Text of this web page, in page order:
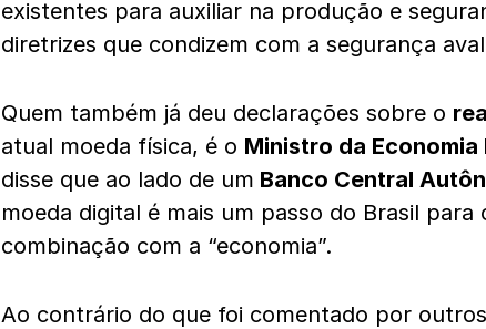
existentes para auxiliar na produção e
diretrizes que condizem com a segurança
Quem também já deu declarações sobre o
atual moeda física, é o Ministro da Economia
disse que ao lado de um Banco Central
moeda digital é mais um passo do Brasil
combinação com a “economia”.
Ao contrário do que foi comentado por